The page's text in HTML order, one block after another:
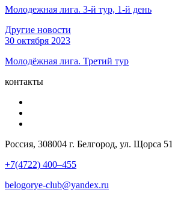
Молодежная лига. 3-й тур, 1-й день
Другие новости
30 октября 2023
Молодёжная лига. Третий тур
контакты
Россия, 308004 г. Белгород, ул. Щорса 51
+7(4722) 400–455
belogorye-club@yandex.ru